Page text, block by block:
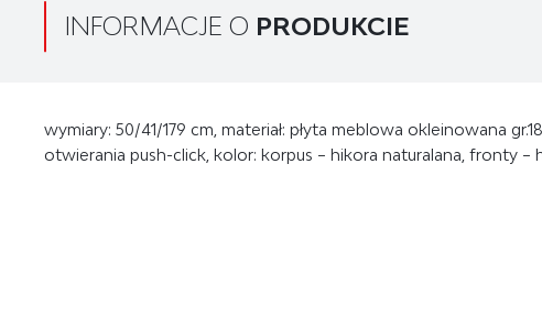
INFORMACJE O PRODUKCIE
wymiary: 50/41/179 cm, materiał: płyta meblowa okleinowana
otwierania push-click, kolor: korpus – hikora naturalana, fronty –